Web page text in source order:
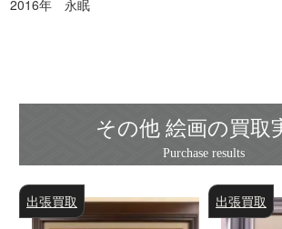
2016年 永眠
その他 絵画の買取
出張買取 出張買取